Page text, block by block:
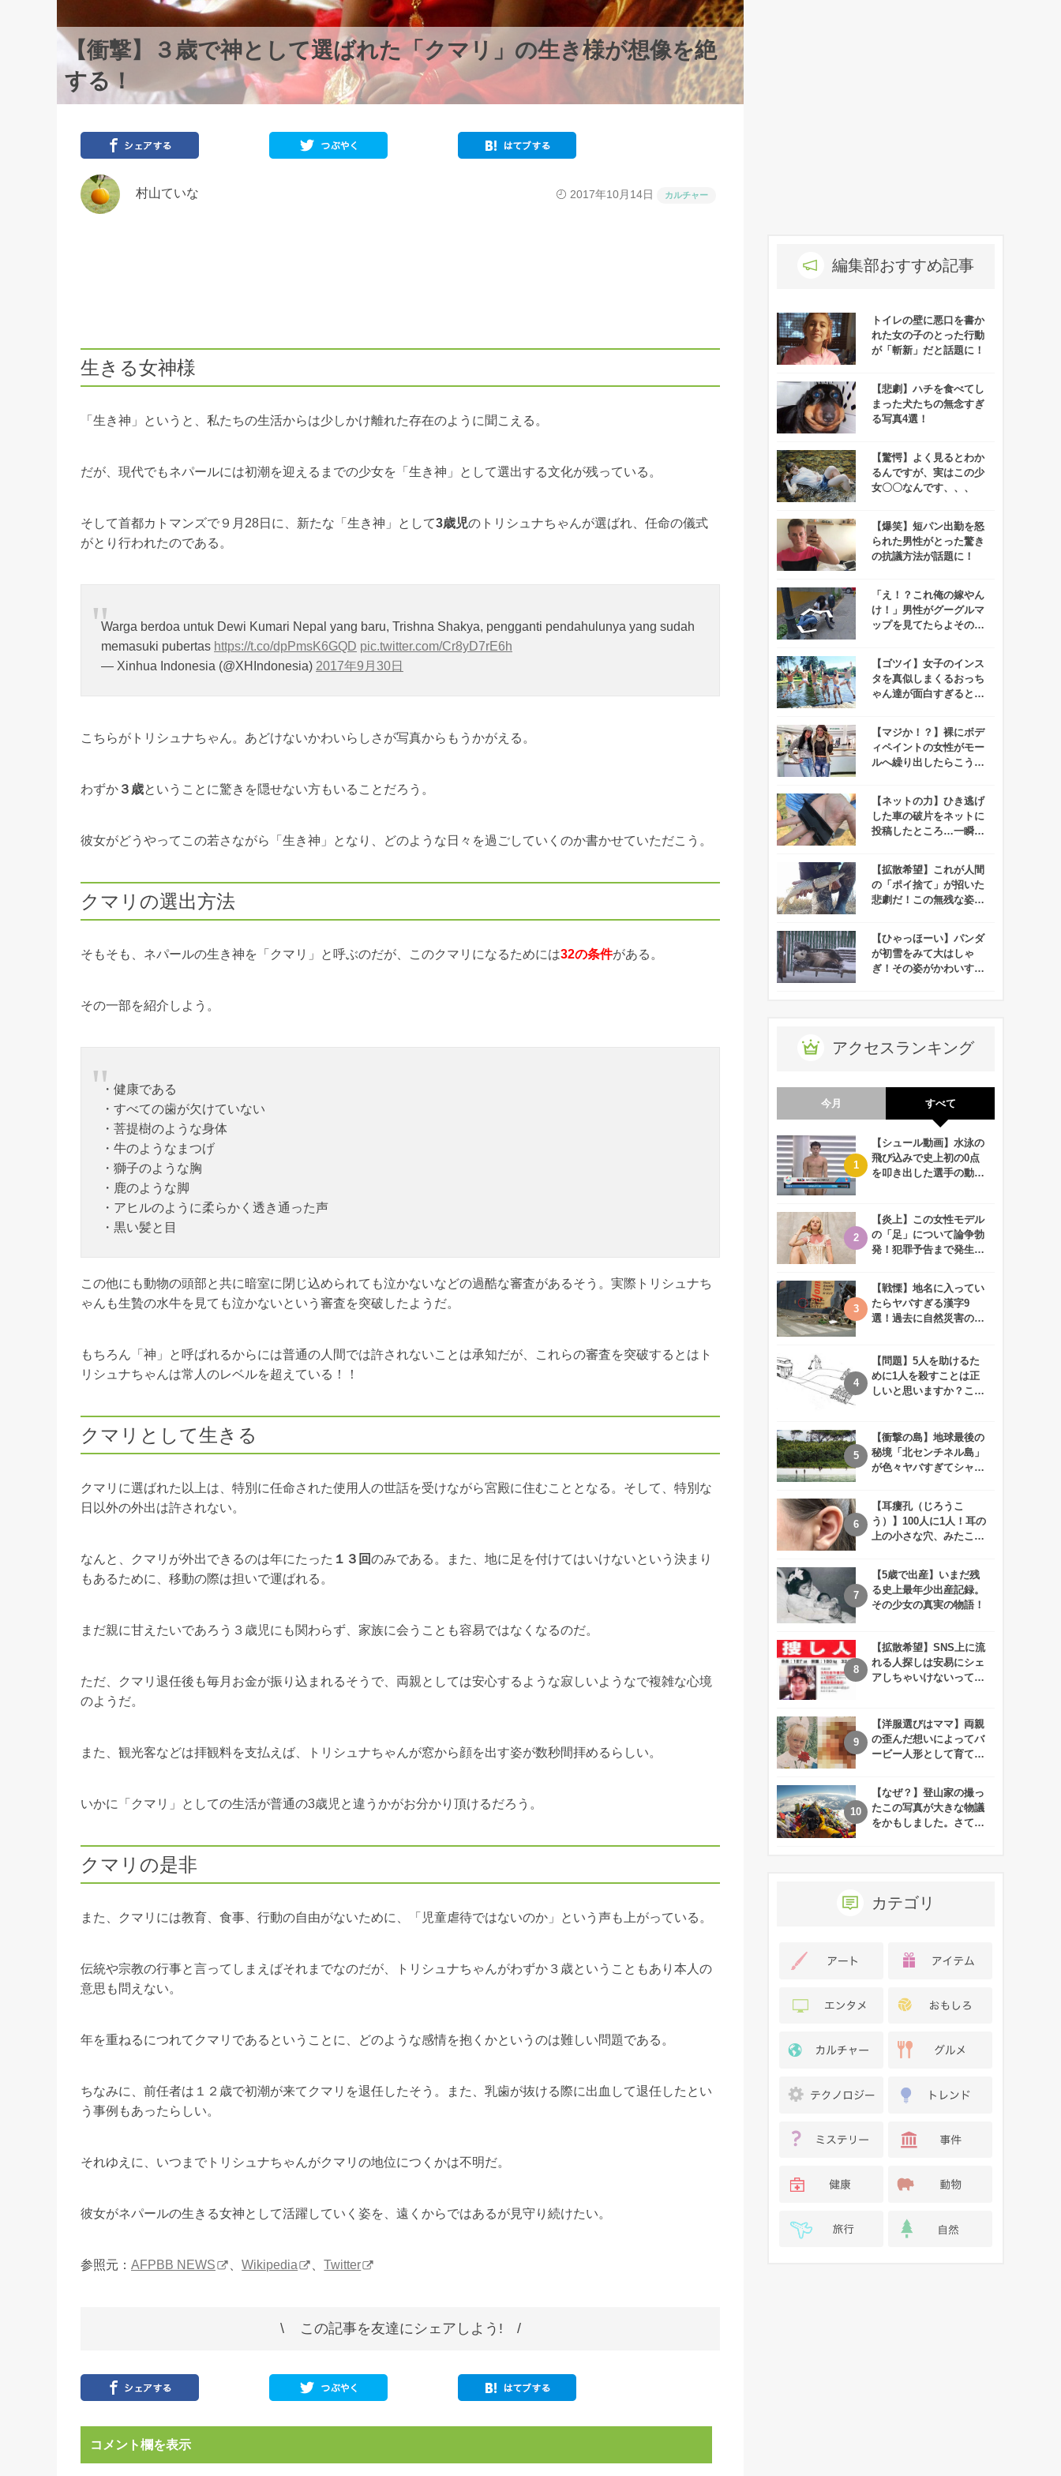
【衝撃】３歳で神として選ばれた「クマリ」の生き様が想像を絶
する！
村山ていな 2017年10月14日 カルチャー
生きる女神様
「生き神」というと、私たちの生活からは少しかけ離れた存在のように聞こえる。
だが、現代でもネパールには初潮を迎えるまでの少女を「生き神」として選出する文化が残っている。
そして首都カトマンズで９月28日に、新たな「生き神」として3歳児のトリシュナちゃんが選ばれ、任命の儀式
がとり行われたのである。
Warga berdoa untuk Dewi Kumari Nepal yang baru, Trishna Shakya, pengganti pendahulunya yang sudah
memasuki pubertas https://t.co/dpPmsK6GQD pic.twitter.com/Cr8yD7rE6h
— Xinhua Indonesia (@XHIndonesia) 2017年9月30日
こちらがトリシュナちゃん。あどけないかわいらしさが写真からもうかがえる。
わずか ３歳ということに驚きを隠せない方もいることだろう。
彼女がどうやってこの若さながら「生き神」となり、どのような日々を過ごしていくのか書かせていただこう。
クマリの選出方法
そもそも、ネパールの生き神を「クマリ」と呼ぶのだが、このクマリになるためには32の条件がある。
その一部を紹介しよう。
・健康である
・すべての歯が欠けていない
・菩提樹のような身体
・牛のようなまつげ
・獅子のような胸
・鹿のような脚
・アヒルのように柔らかく透き通った声
・黒い髪と目
この他にも動物の頭部と共に暗室に閉じ込められても泣かないなどの過酷な審査があるそう。実際トリシュナち
ゃんも生贄の水牛を見ても泣かないという審査を突破したようだ。
もちろん「神」と呼ばれるからには普通の人間では許されないことは承知だが、これらの審査を突破するとはト
リシュナちゃんは常人のレベルを超えている！！
クマリとして生きる
クマリに選ばれた以上は、特別に任命された使用人の世話を受けながら宮殿に住むこととなる。そして、特別な
日以外の外出は許されない。
なんと、クマリが外出できるのは年にたった １３回のみである。また、地に足を付けてはいけないという決まり
もあるために、移動の際は担いで運ばれる。
まだ親に甘えたいであろう３歳児にも関わらず、家族に会うことも容易ではなくなるのだ。
ただ、クマリ退任後も毎月お金が振り込まれるそうで、両親としては安心するような寂しいようなで複雑な心境
のようだ。
また、観光客などは拝観料を支払えば、トリシュナちゃんが窓から顔を出す姿が数秒間拝めるらしい。
いかに「クマリ」としての生活が普通の3歳児と違うかがお分かり頂けるだろう。
クマリの是非
また、クマリには教育、食事、行動の自由がないために、「児童虐待ではないのか」という声も上がっている。
伝統や宗教の行事と言ってしまえばそれまでなのだが、トリシュナちゃんがわずか３歳ということもあり本人の
意思も問えない。
年を重ねるにつれてクマリであるということに、どのような感情を抱くかというのは難しい問題である。
ちなみに、前任者は１２歳で初潮が来てクマリを退任したそう。また、乳歯が抜ける際に出血して退任したとい
う事例もあったらしい。
それゆえに、いつまでトリシュナちゃんがクマリの地位につくかは不明だ。
彼女がネパールの生きる女神として活躍していく姿を、遠くからではあるが見守り続けたい。
参照元： AFPBB NEWS 、Wikipedia 、Twitter
この記事を友達にシェアしよう! /
コメント欄を表示
編集部おすすめ記事
トイレの壁に悪口を書か
れた女の子のとった行動
が「斬新」だと話題に！
【悲劇】ハチを食べてし
まった犬たちの無念すぎ
る写真4選！
【驚愕】よく見るとわか
るんですが、実はこの少
女〇〇なんです、、、
【爆笑】短パン出勤を怒
られた男性がとった驚き
の抗議方法が話題に！
「え！？これ俺の嫁やん
け！」男性がグーグルマ
ップを見てたらよその男
発見してしまう！！
【ゴツイ】女子のインス
タを真似しまくるおっち
ゃん達が面白すぎると話
【マジか！？】裸にボデ
ィペイントの女性がモー
ルへ繰り出したらこうな
【ネットの力】ひき逃げ
した車の破片をネットに
投稿したところ…一瞬で
【拡散希望】これが人間
の「ポイ捨て」が招いた
悲劇だ！この無残な姿を
【ひゃっほーい】パンダ
が初雪をみて大はしゃ
ぎ！その姿がかわいすぎ
アクセスランキング
今月 すべて
【シュール動画】水泳の
飛び込みで史上初の0点
を叩き出した選手の動画
【炎上】この女性モデル
の「足」について論争勃
発！犯罪予告まで発生す
【戦慄】地名に入ってい
たらヤバすぎる漢字9
選！過去に自然災害の歴
【問題】5人を助けるた
めに1人を殺すことは正
しいと思いますか？この
【衝撃の島】地球最後の
秘境「北センチネル島」
が色々ヤバすぎてシャレ
【耳瘻孔（じろうこ
う）】100人に1人！耳の
上の小さな穴、みたこと
【5歳で出産】いまだ残
る史上最年少出産記録。
その少女の真実の物語！
【拡散希望】SNS上に流
れる人探しは安易にシェ
アしちゃいけないって知
【洋服選びはママ】両親
の歪んだ想いによってバ
ービー人形として育てら
【なぜ？】登山家の撮っ
たこの写真が大きな物議
をかもしました。さて、
カテゴリ